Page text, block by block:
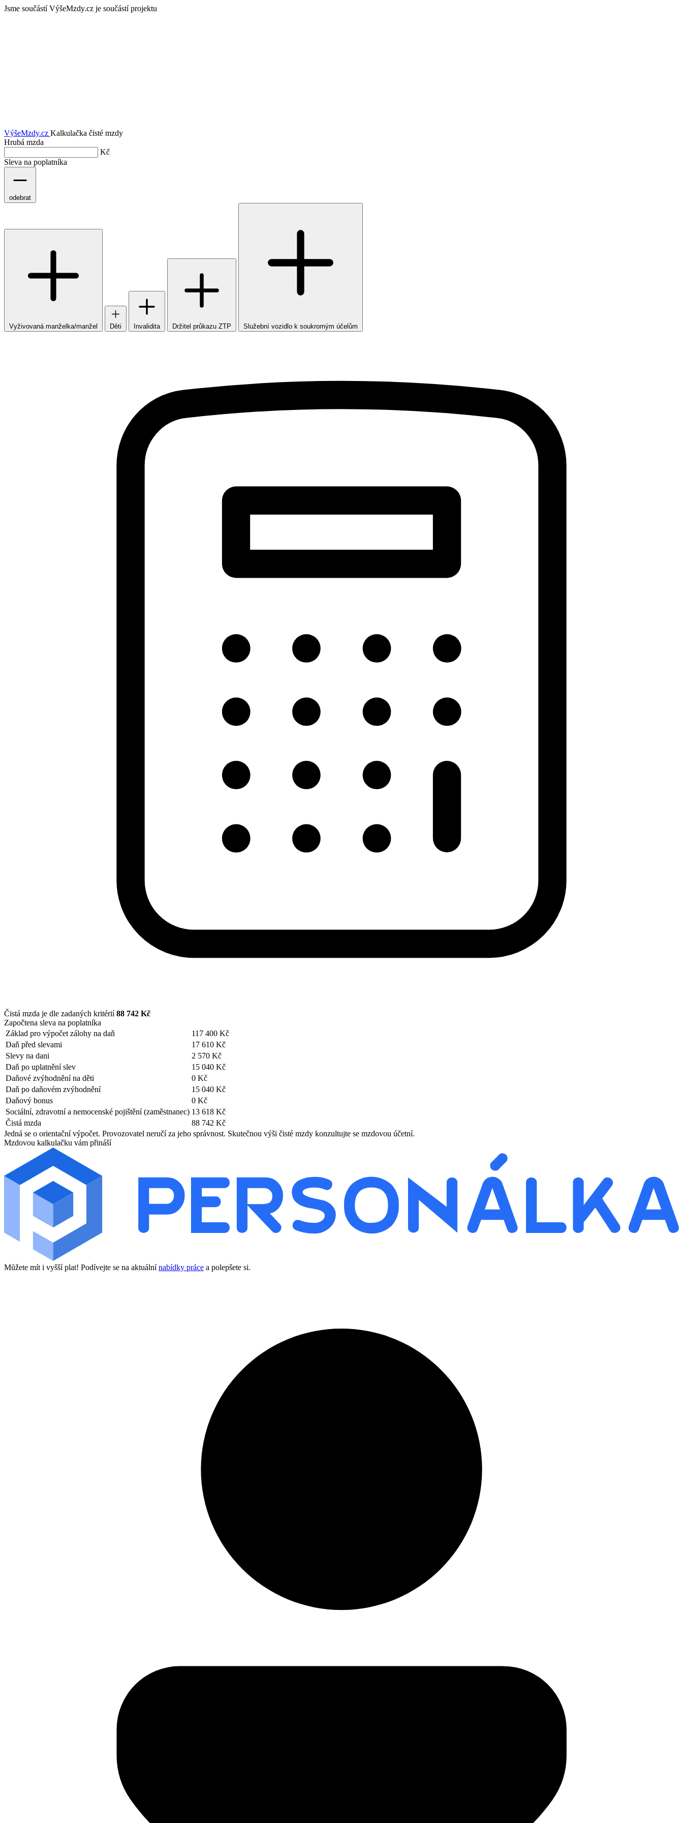
Jsme součástí VýšeMzdy.cz je součástí projektu
VýšeMzdy.cz Kalkulačka čisté mzdy
Hrubá mzda
Kč
Sleva na poplatníka
odebrat
Vyživovaná manželka/manžel Děti Invalidita Držitel průkazu ZTP Služební vozidlo k soukromým účelům
Čistá mzda je dle zadaných kritérií88 742 Kč
Započtena sleva na poplatníka
Základ pro výpočet zálohy na daň
117 400 Kč
Daň před slevami
17 610 Kč
Slevy na dani
2 570 Kč
Daň po uplatnění slev
15 040 Kč
Daňové zvýhodnění na děti
0 Kč
Daň po daňovém zvýhodnění
15 040 Kč
Daňový bonus
0 Kč
Sociální, zdravotní a nemocenské pojištění (zaměstnanec) 13 618 Kč
Čistá mzda
88 742 Kč
Jedná se o orientační výpočet. Provozovatel neručí za jeho správnost. Skutečnou výši čisté mzdy konzultujte se mzdovou účetní.
Mzdovou kalkulačku vám přináší
Můžete mít i vyšší plat! Podívejte se na aktuálnínabídky práce a polepšete si.